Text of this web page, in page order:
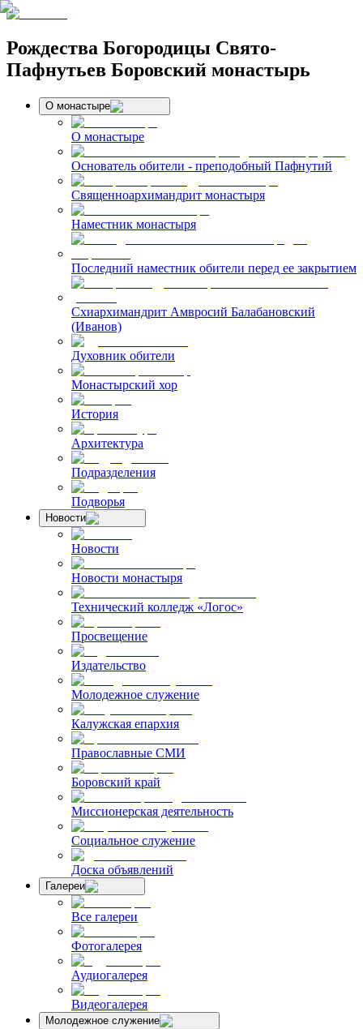
Рождества Богородицы Свято-
Пафнутьев Боровский монастырь
О монастыре
О монастыре
Основатель обители - преподобный Пафнутий
Священноархимандрит монастыря
Наместник монастыря
Последний наместник обители перед ее закрытием
Схиархимандрит Амвросий Балабановский
(Иванов)
Духовник обители
Монастырский хор
История
Архитектура
Подразделения
Подворья
Новости
Новости
Новости монастыря
Технический колледж «Логос»
Просвещение
Издательство
Молодежное служение
Калужская епархия
Православные СМИ
Боровский край
Миссионерская деятельность
Социальное служение
Доска объявлений
Галереи
Все галереи
Фотогалерея
Аудиогалерея
Видеогалерея
Молодежное служение